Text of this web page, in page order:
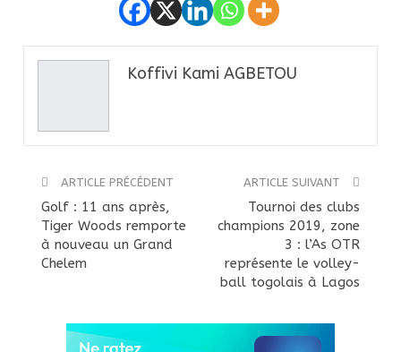
Koffivi Kami AGBETOU
ARTICLE PRÉCÉDENT
Golf : 11 ans après,
Tiger Woods remporte
à nouveau un Grand
Chelem
ARTICLE SUIVANT
Tournoi des clubs
champions 2019, zone
3 : l’As OTR
représente le volley-
ball togolais à Lagos